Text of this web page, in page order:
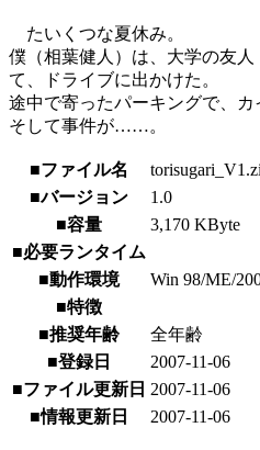
たいくつな夏休み。
僕（相葉健人）は、大学の友
て、ドライブに出かけた。
途中で寄ったパーキングで、カ
そして事件が……。
■ファイル名
■バージョン
1.0
■容量
3,170 KByte
■必要ランタイム
■動作環境
Win 98/ME/
■特徴
■推奨年齢
全年齢
■登録日
2007-11-06
■ファイル更新日 2007-11-06
■情報更新日
2007-11-06